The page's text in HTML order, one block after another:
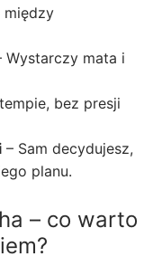
między
Wystarczy mata i
bez presji
– Sam decydujesz,
planu.
– co warto